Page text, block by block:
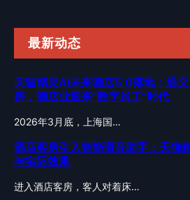
最新动态
天猫精灵AI未来酒店5.0落地：通
房，酒店业迎来”数字员工”时代
2026年3月底，上海国…
酒店客房引入智能语音助手：天猫
与实际效果
进入酒店客房，客人对着床…